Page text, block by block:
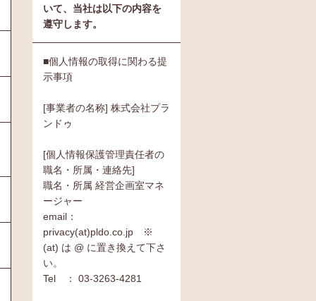
いて、当社は以下の内容を
遵守します。
■個人情報の取得に関わる提
示事項
[事業者の名称] 株式会社プラ
ンドゥ
[個人情報保護管理責任者の
職名・所属・連絡先]
職名・所属 経営企画室マネ
ージャー
email：
privacy(at)pldo.co.jp ※
(at) は @ に置き換えて下さ
い。
Tel ： 03-3263-4281